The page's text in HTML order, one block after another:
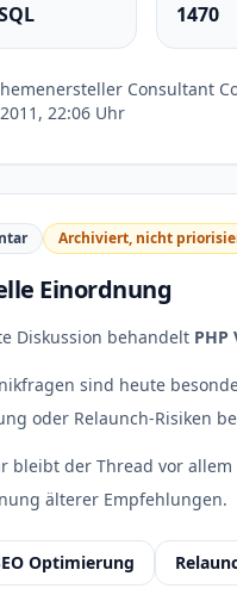
1470
Consultant
22:06 Uhr
Archiviert, nicht
Einordnung
Diskussion behandelt PHP
sind heute
oder Relaunch-Risiken
bleibt der Thread vor
älterer Empfehlungen.
Optimierung